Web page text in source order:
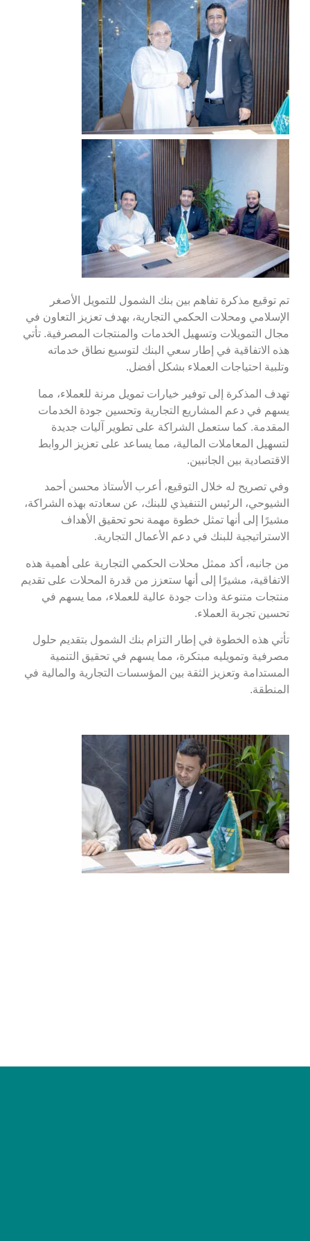
تم توقيع مذكرة تفاهم بين بنك الشمول للتمويل الأصغر
الإسلامي ومحلات الحكمي التجارية، بهدف تعزيز التعاون في
مجال التمويلات وتسهيل الخدمات والمنتجات المصرفية. تأتي
هذه الاتفاقية في إطار سعي البنك لتوسيع نطاق خدماته
وتلبية احتياجات العملاء بشكل أفضل.
تهدف المذكرة إلى توفير خيارات تمويل مرنة للعملاء، مما
يسهم في دعم المشاريع التجارية وتحسين جودة الخدمات
المقدمة. كما ستعمل الشراكة على تطوير آليات جديدة
لتسهيل المعاملات المالية، مما يساعد على تعزيز الروابط
الاقتصادية بين الجانبين.
وفي تصريح له خلال التوقيع، أعرب الأستاذ محسن أحمد
الشيوحي، الرئيس التنفيذي للبنك، عن سعادته بهذه الشراكة،
مشيرًا إلى أنها تمثل خطوة مهمة نحو تحقيق الأهداف
الاستراتيجية للبنك في دعم الأعمال التجارية.
من جانبه، أكد ممثل محلات الحكمي التجارية على أهمية هذه
الاتفاقية، مشيرًا إلى أنها ستعزز من قدرة المحلات على تقديم
منتجات متنوعة وذات جودة عالية للعملاء، مما يسهم في
تحسين تجربة العملاء.
تأتي هذه الخطوة في إطار التزام بنك الشمول بتقديم حلول
مصرفية وتمويليه مبتكرة، مما يسهم في تحقيق التنمية
المستدامة وتعزيز الثقة بين المؤسسات التجارية والمالية في
المنطقة.